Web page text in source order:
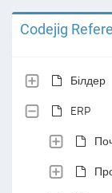
Codejig
Білдер
ERP